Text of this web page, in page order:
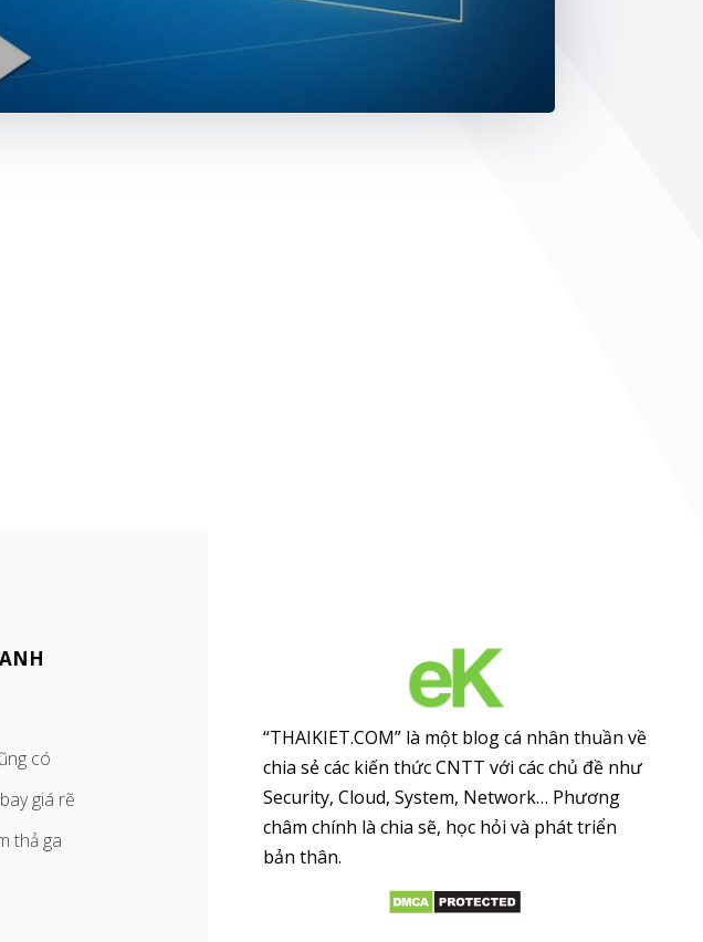
có
giá rẽ
thả ga
“THAIKIET.COM” là một blog cá nhân thuần về
chia sẻ các kiến thức CNTT với các chủ đề như
Security, Cloud, System, Network… Phương
châm chính là chia sẽ, học hỏi và phát triển
bản thân.